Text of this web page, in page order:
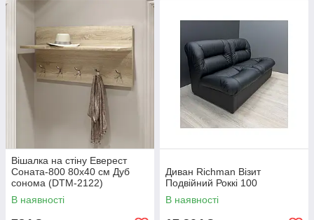
Вішалка на стіну Еверест
Соната-800 80х40 см Дуб
сонома (DTM-2122)
В наявності
Диван Richman Візит
Подвійний Роккі 100
В наявності